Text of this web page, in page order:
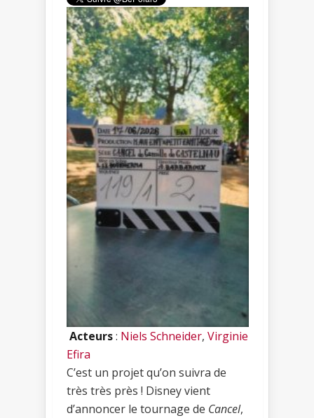
Acteurs: Niels Schneider, Virginie
Efira
C’est un projet qu’on suivra de
très très près ! Disney vient
d’annoncer le tournage de Cancel,